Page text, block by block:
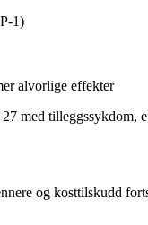
1)
alvorlige effekter
med tilleggssykdom,
og kosttilskudd